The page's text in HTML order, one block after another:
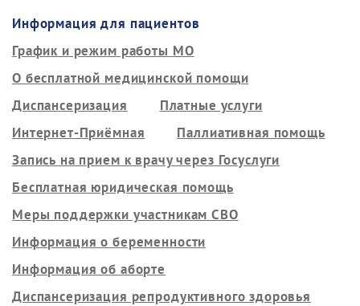
Информация для пациентов
График и режим работы МО
О бесплатной медицинской помощи
Диспансеризация
Платные услуги
Интернет-Приёмная
Паллиативная помощь
Запись на прием к врачу через Госуслуги
Бесплатная юридическая помощь
Меры поддержки участникам СВО
Информация о беременности
Информация об аборте
Диспансеризация репродуктивного здоровья